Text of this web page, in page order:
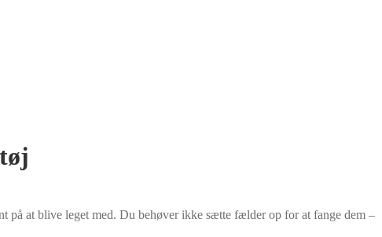
på at blive leget med. Du behøver ikke sætte fælder op for at fange dem –